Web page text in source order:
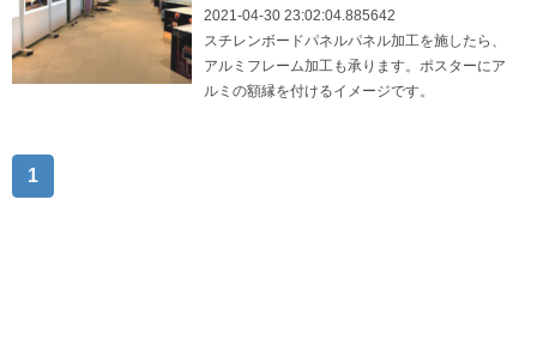
2021-04-30 23:02:04.885642
スチレンボードパネルパネル加工を施したら、
アルミフレーム加工も承ります。ポスターにア
ルミの額縁を付けるイメージです。
1